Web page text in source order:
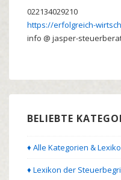
022134029210
https://erfolgreich-
info @ jasper-
BELIEBTE
♦ Alle Kategorien &
♦ Lexikon der